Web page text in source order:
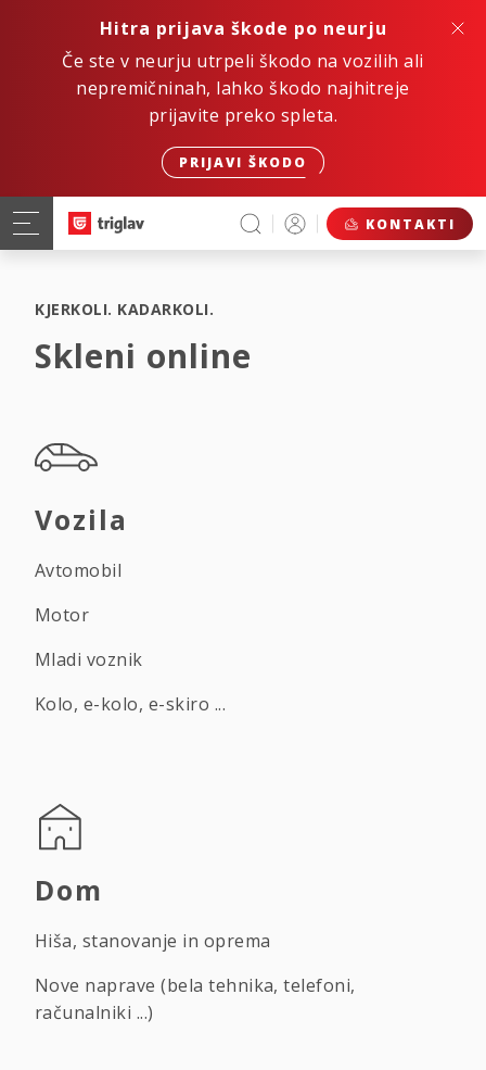
Hitra prijava škode po neurju
Če ste v neurju utrpeli škodo na vozilih ali
nepremičninah, lahko škodo najhitreje
prijavite preko spleta.
PRIJAVI ŠKODO
KONTAKTI
KJERKOLI. KADARKOLI.
Skleni online
Vozila
Avtomobil
Motor
Mladi voznik
Kolo, e-kolo, e-skiro ...
Dom
Hiša, stanovanje in oprema
Nove naprave (bela tehnika, telefoni,
računalniki ...)